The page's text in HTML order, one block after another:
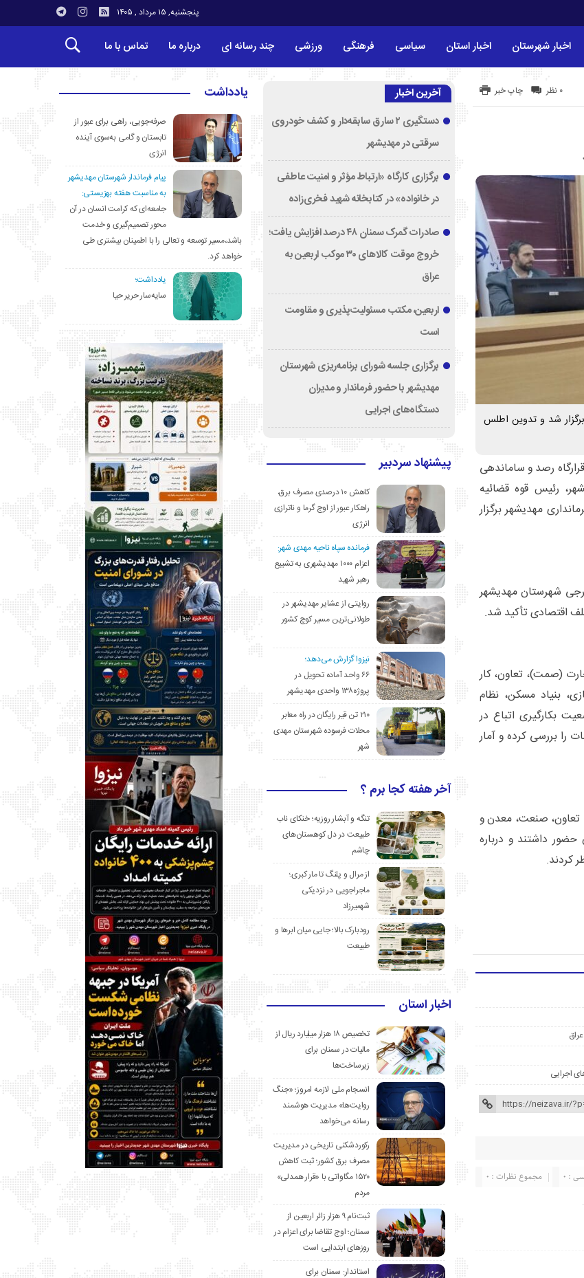
پنجشنبه, ۱۵ مرداد , ۱۴۰۵
اخبار شهرستان اخبار استان سیاسی فرهنگی ورزشی چند رسانه ای درباره ما تماس با ما
چاپ خبر ۰ نظر
برگزار شد و تدوین اطلس
رصد و ساماندهی
رئیس قوه قضائیه
مهدیشهر برگزار
شهرستان مهدیشهر
اقتصادی تأکید شد.
(صمت)، تعاون، کار
بنیاد مسکن، نظام
بکارگیری اتباع در
را بررسی کرده و آمار
تعاون، صنعت، معدن و
داشتند و درباره
کردند.
اجرایی
مجموع نظرات : 0 : 0
آخرین اخبار
دستگیری ۲ سارق سابقه‌دار و کشف خودروی
سرقتی در مهدیشهر
برگزاری کارگاه «ارتباط مؤثر و امنیت عاطفی
در خانواده» در کتابخانه شهید فخری‌زاده
صادرات گمرک سمنان ۴۸ درصد افزایش یافت؛
خروج موقت کالاهای ۳۰ موکب اربعین به
عراق
اربعین، مکتب مسئولیت‌پذیری و مقاومت
است
برگزاری جلسه شورای برنامه‌ریزی شهرستان
مهدیشهر با حضور فرماندار و مدیران
دستگاه‌های اجرایی
پیشنهاد سردبیر
کاهش ۱۰ درصدی مصرف برق،
راهکار عبور از اوج گرما و ناترازی
انرژی
فرمانده سپاه ناحیه مهدی شهر:
اعزام ۱۰۰۰ مهدیشهری به تشییع
رهبر شهید
روایتی از عشایر مهدیشهر در
طولانی‌ترین مسیر کوچ کشور
نیزوا گزارش می‌دهد؛
۶۶ واحد آماده تحویل در
پروژه۱۳۸ واحدی مهدیشهر
۲۱۰ تن قیر رایگان در راه معابر
محلات فرسوده شهرستان مهدی
شهر
آخر هفته کجا برم ؟
تنگه و آبشار روزیه؛ خنکای ناب
طبیعت در دل کوهستان‌های
چاشم
از مرال و پلنگ تا مار کبری؛
ماجراجویی در نزدیکی
شهمیرزاد
رودبارک بالا؛ جایی میان ابرها و
طبیعت
اخبار استان
تخصیص ۱۸ هزار میلیارد ریال از
مالیات در سمنان برای
زیرساخت‌ها
انسجام ملی لازمه امروز؛ «جنگ
روایت‌ها» مدیریت هوشمند
رسانه می‌خواهد
رکوردشکنی تاریخی در مدیریت
مصرف برق کشور؛ ثبت کاهش
۱۵۲۰ مگاواتی با «قرار همدلی»
مردم
ثبت‌نام ۹ هزار زائر اربعین از
سمنان؛ اوج تقاضا برای اعزام در
روزهای ابتدایی است
استاندار: سمنان برای
یادداشت
صرفه‌جویی، راهی برای عبور از
تابستان و گامی به‌سوی آینده
انرژی
پیام فرماندار شهرستان مهدیشهر
به مناسبت هفته بهزیستی:
جامعه‌ای که کرامت انسان در آن
محور تصمیم‌گیری و خدمت
باشد،مسیر توسعه و تعالی را با اطمینان بیشتری طی
خواهد کرد.
یادداشت؛
سایه‌سار حریر حیا